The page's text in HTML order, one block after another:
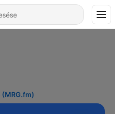
(MRG.fm)